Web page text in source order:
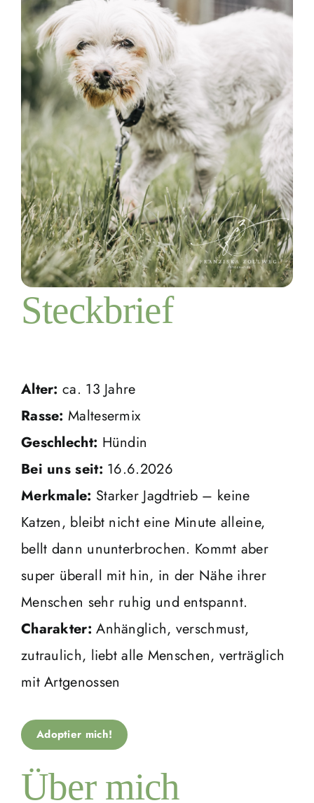
Über uns
Kooperationspartner
Steckbrief
Alter: ca. 13 Jahre
Rasse: Maltesermix
Geschlecht: Hündin
Bei uns seit: 16.6.2026
Merkmale: Starker Jagdtrieb – keine
Katzen, bleibt nicht eine Minute alleine,
bellt dann ununterbrochen. Kommt aber
super überall mit hin, in der Nähe ihrer
Menschen sehr ruhig und entspannt.
Charakter: Anhänglich, verschmust,
zutraulich, liebt alle Menschen, verträglich
mit Artgenossen
Adoptier mich!
Über mich